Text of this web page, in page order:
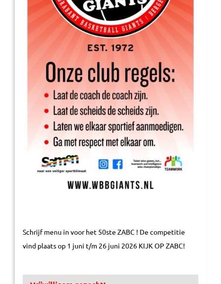
Schrijf menu in voor het 50ste ZABC ! De competitie
vind plaats op 1 juni t/m 26 juni 2026 KIJK OP ZABC!